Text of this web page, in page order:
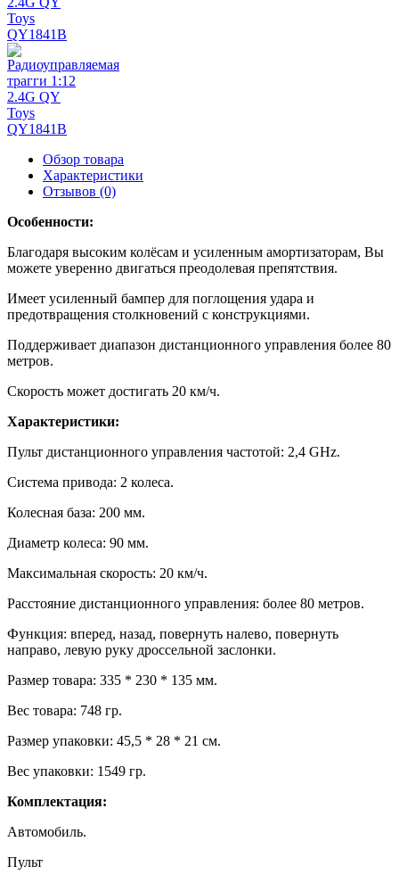
Обзор товара
Характеристики
Отзывов (0)
Особенности:
Благодаря высоким колёсам и усиленным амортизаторам, Вы
можете уверенно двигаться преодолевая препятствия.
Имеет усиленный бампер для поглощения удара и
предотвращения столкновений с конструкциями.
Поддерживает диапазон дистанционного управления более 80
метров.
Скорость может достигать 20 км/ч.
Характеристики:
Пульт дистанционного управления частотой: 2,4 GHz.
Система привода: 2 колеса.
Колесная база: 200 мм.
Диаметр колеса: 90 мм.
Максимальная скорость: 20 км/ч.
Расстояние дистанционного управления: более 80 метров.
Функция: вперед, назад, повернуть налево, повернуть
направо, левую руку дроссельной заслонки.
Размер товара: 335 * 230 * 135 мм.
Вес товара: 748 гр.
Размер упаковки: 45,5 * 28 * 21 см.
Вес упаковки: 1549 гр.
Комплектация:
Автомобиль.
Пульт